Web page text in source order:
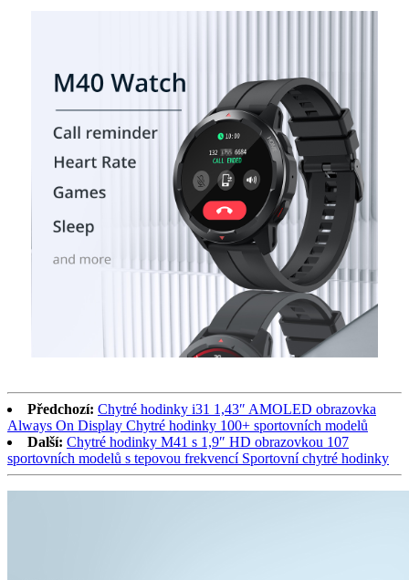
Předchozí: Chytré hodinky i31 1,43″ AMOLED obrazovka
Always On Display Chytré hodinky 100+ sportovních modelů
Další: Chytré hodinky M41 s 1,9″ HD obrazovkou 107
sportovních modelů s tepovou frekvencí Sportovní chytré hodinky